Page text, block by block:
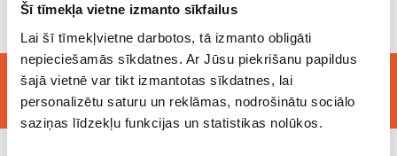
Šī tīmekļa vietne izmanto sīkfailus
Lai šī tīmekļvietne darbotos, tā izmanto obligāti
nepieciešamās sīkdatnes. Ar Jūsu piekrišanu papildus
šajā vietnē var tikt izmantotas sīkdatnes, lai
personalizētu saturu un reklāmas, nodrošinātu sociālo
saziņas līdzekļu funkcijas un statistikas nolūkos.
Jaunieši un vēlēšanas. Kā uzlabot vēlēšanu
aktivitāti jauniešu vidū?